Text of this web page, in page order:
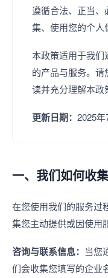
遵循合法、正当
集、使用您的个人
本政策适用于我
的产品与服务。
读并充分理解本政
更新日期： 2025年
一、我们如何收
在您使用我们的服务过
集您主动提供或因使用
咨询与联系信息： 当您
们会收集您填写的企业